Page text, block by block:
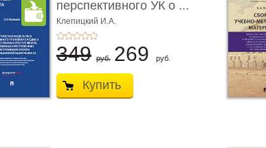
перспективного УК о ...
Клепицкий И.А.
349 руб. 269 руб.
Купить